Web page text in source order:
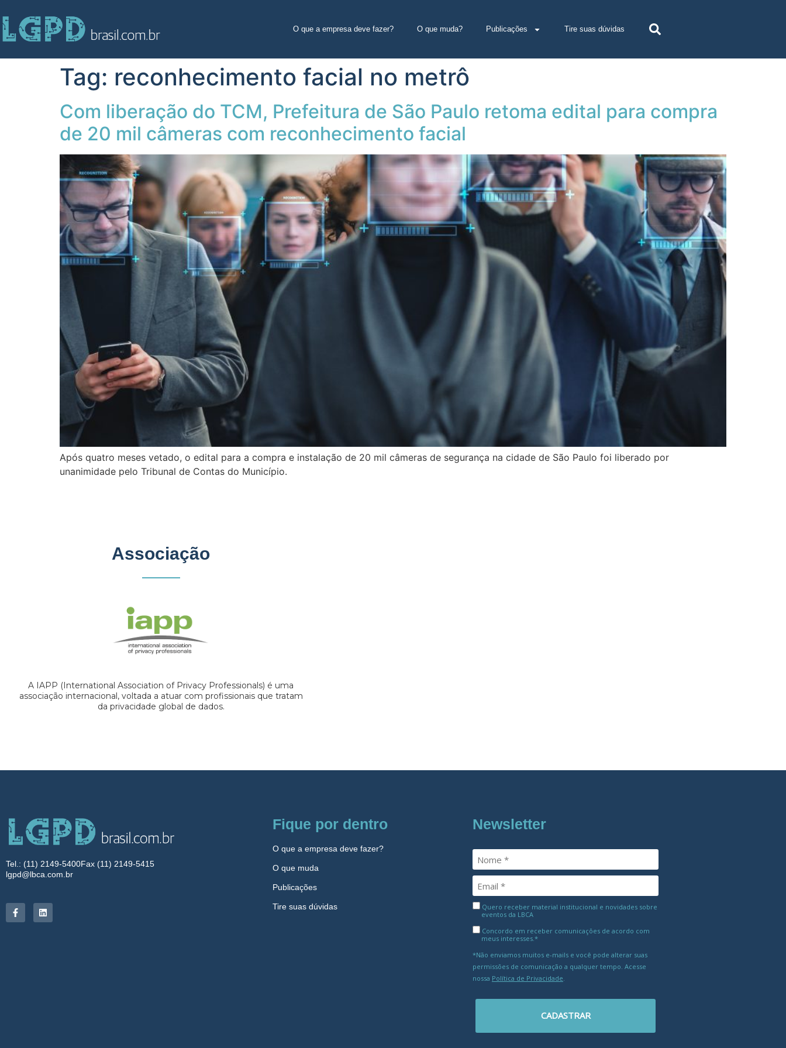
O que a empresa deve fazer? O que muda? Publicações Tire suas dúvidas
Tag: reconhecimento facial no metrô
Com liberação do TCM, Prefeitura de São Paulo retoma edital para compra
de 20 mil câmeras com reconhecimento facial
Após quatro meses vetado, o edital para a compra e instalação de 20 mil câmeras de segurança na cidade de São Paulo foi liberado por
unanimidade pelo Tribunal de Contas do Município.
Associação
A IAPP (International Association of Privacy Professionals) é uma
associação internacional, voltada a atuar com profissionais que tratam
da privacidade global de dados.
Tel.: (11) 2149-5400Fax (11) 2149-5415
lgpd@lbca.com.br
Fique por dentro
O que a empresa deve fazer?
O que muda
Publicações
Tire suas dúvidas
Newsletter
Quero receber material institucional e novidades sobre
eventos da LBCA
Concordo em receber comunicações de acordo com
meus interesses.*
*Não enviamos muitos e-mails e você pode alterar suas
permissões de comunicação a qualquer tempo. Acesse
nossa Política de Privacidade
CADASTRAR